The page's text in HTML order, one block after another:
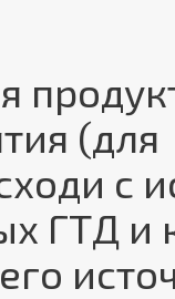
с
ГТД и